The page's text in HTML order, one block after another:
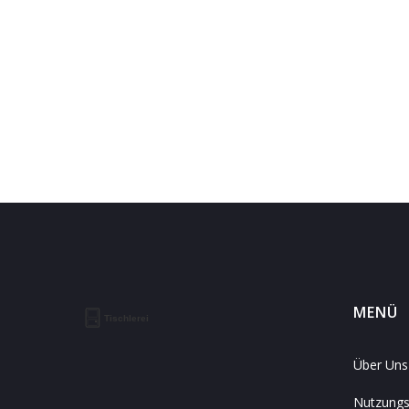
MENÜ
Über Uns